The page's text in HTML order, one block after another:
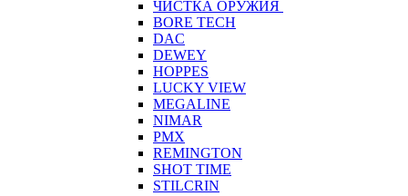
ЧИСТКА ОРУЖИЯ
BORE TECH
DAC
DEWEY
HOPPES
LUCKY VIEW
MEGALINE
NIMAR
PMX
REMINGTON
SHOT TIME
STILCRIN